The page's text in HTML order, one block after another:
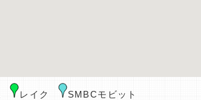
レイク SMBCモビット